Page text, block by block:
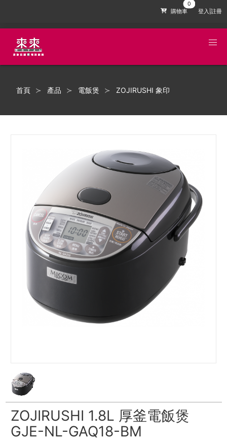
購物車 登入|註冊
首頁 產品 電飯煲 ZOJIRUSHI 象印
ZOJIRUSHI 1.8L 厚釜電飯煲
GJE-NL-GAQ18-BM